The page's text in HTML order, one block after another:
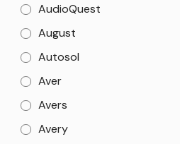
AudioQuest
August
Autosol
Aver
Avers
Avery